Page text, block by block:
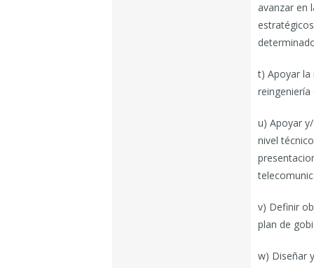
avanzar en
t) Apoyar la
u) Apoyar
nivel
v) Definir
plan de
w) Diseñar